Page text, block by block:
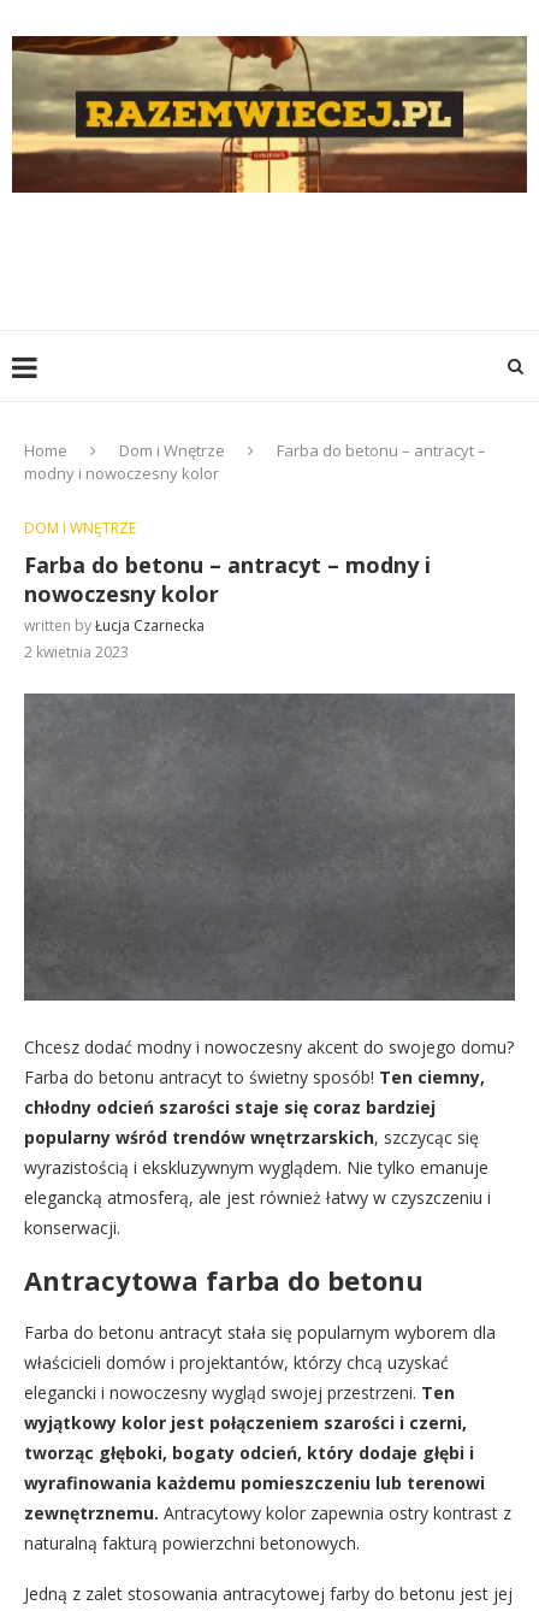
Home Dom i Wnętrze
Farba do betonu – antracyt –
modny i nowoczesny kolor
DOM I WNĘTRZE
Farba do betonu – antracyt – modny i
nowoczesny kolor
written byŁucja Czarnecka
2 kwietnia 2023
Chcesz dodać modny i nowoczesny akcent do swojego domu?
Farba do betonu antracyt to świetny sposób! Ten ciemny,
chłodny odcień szarości staje się coraz bardziej
popularny wśród trendów wnętrzarskich, szczycąc się
wyrazistością i ekskluzywnym wyglądem. Nie tylko emanuje
elegancką atmosferą, ale jest również łatwy w czyszczeniu i
konserwacji.
Antracytowa farba do betonu
Farba do betonu antracyt stała się popularnym wyborem dla
właścicieli domów i projektantów, którzy chcą uzyskać
elegancki i nowoczesny wygląd swojej przestrzeni. Ten
wyjątkowy kolor jest połączeniem szarości i czerni,
tworząc głęboki, bogaty odcień, który dodaje głębi i
wyrafinowania każdemu pomieszczeniu lub terenowi
zewnętrznemu. Antracytowy kolor zapewnia ostry kontrast z
naturalną fakturą powierzchni betonowych.
Jedną z zalet stosowania antracytowej farby do betonu jest jej